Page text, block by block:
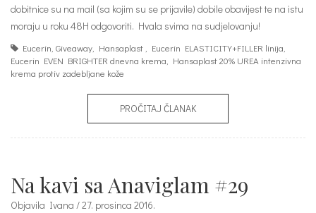
dobitnice su na mail (sa kojim su se prijavile) dobile obavijest te na istu
moraju u roku 48H odgovoriti. Hvala svima na sudjelovanju!
Eucerin Giveaway Hansaplast Eucerin ELASTICITY+FILLER linija
Eucerin EVEN BRIGHTER dnevna krema
Hansaplast 20% UREA intenzivna
krema protiv zadebljane kože
PROČITAJ ČLANAK
Na kavi sa Anaviglam #29
Objavila Ivana / 27. prosinca 2016.